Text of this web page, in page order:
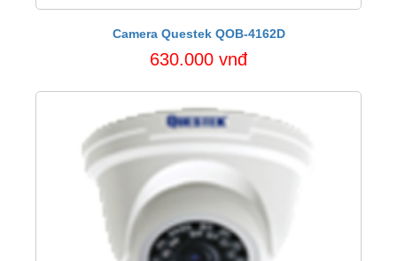
Camera Questek QOB-4162D
630.000 vnđ